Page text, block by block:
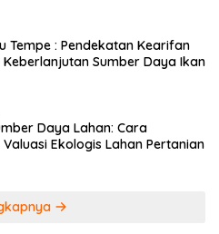
Tempe : Pendekatan Kearifan
Sumber Daya Ikan
Daya Lahan: Cara
Ekologis Lahan Pertanian